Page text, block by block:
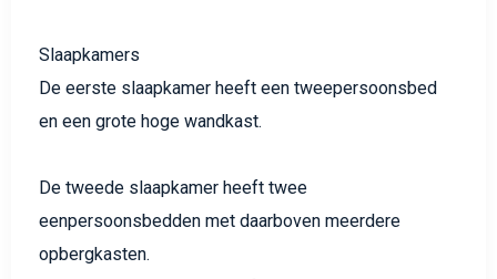
Slaapkamers
De eerste slaapkamer heeft een tweepersoonsbed
en een grote hoge wandkast.
De tweede slaapkamer heeft twee
eenpersoonsbedden met daarboven meerdere
opbergkasten.